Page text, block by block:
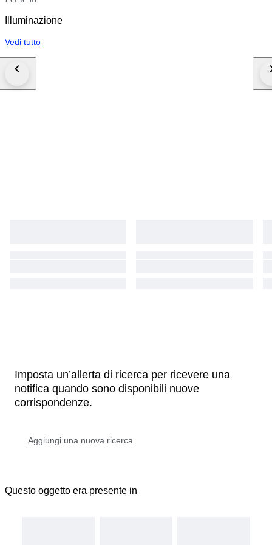
Illuminazione
Vedi tutto
Imposta un’allerta di ricerca per ricevere una
notifica quando sono disponibili nuove
corrispondenze.
Questo oggetto era presente in